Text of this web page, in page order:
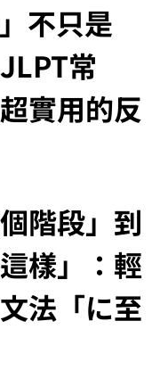
不只是
常
實用的反
階段」到
樣」：輕
法「に至